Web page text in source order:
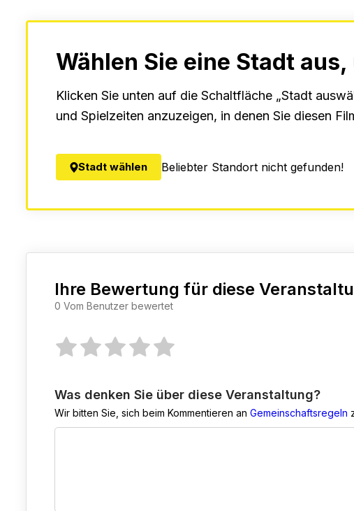
Wählen Sie eine Stadt
Klicken Sie unten auf die Schaltfläche „Stadt
und Spielzeiten anzuzeigen, in denen Sie diesen
Stadt wählen Beliebter Standort nicht gefunden!
Ihre Bewertung für diese
0 Vom Benutzer bewertet
Was denken Sie über diese Veranstaltung?
Wir bitten Sie, sich beim Kommentieren an Gemeinschaftsregeln